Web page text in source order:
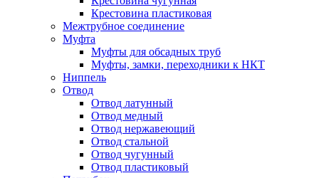
Крестовина пластиковая
Межтрубное соединение
Муфта
Муфты для обсадных труб
Муфты, замки, переходники к НКТ
Ниппель
Отвод
Отвод латунный
Отвод медный
Отвод нержавеющий
Отвод стальной
Отвод чугунный
Отвод пластиковый